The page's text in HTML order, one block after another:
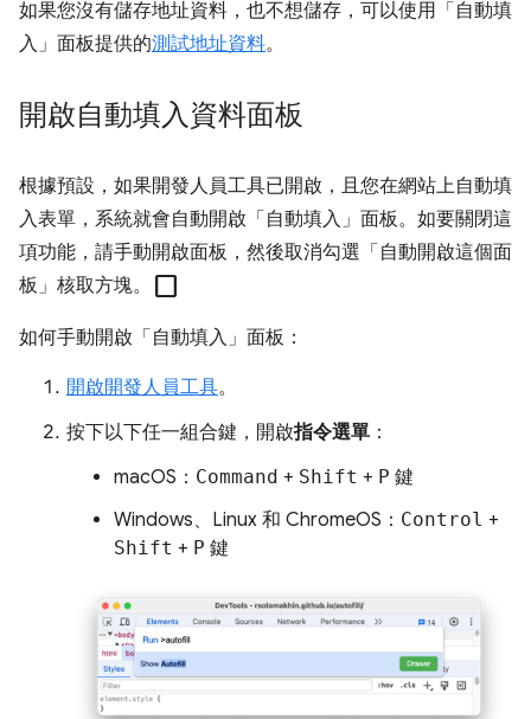
如果您沒有儲存地址資料，也不想儲存，可以使用「自動填
入」 面板提供的測試地址資料。
開啟自動填入資料面板
根據預設，如果開發人員工具已開啟，且您在網站上自動填
入表單，系統就會自動開啟「自動填入」 面板。如要關閉這
項功能，請手動開啟面板，然後取消勾選「自動開啟這個面
板」核取方塊。
check_box_outline_blank
如何手動開啟「自動填入」 面板：
開啟開發人員工具。
按下以下任一組合鍵，開啟指令選單 ：
macOS： Command + Shift + P 鍵
Windows、Linux 和 ChromeOS： Control +
Shift + P 鍵